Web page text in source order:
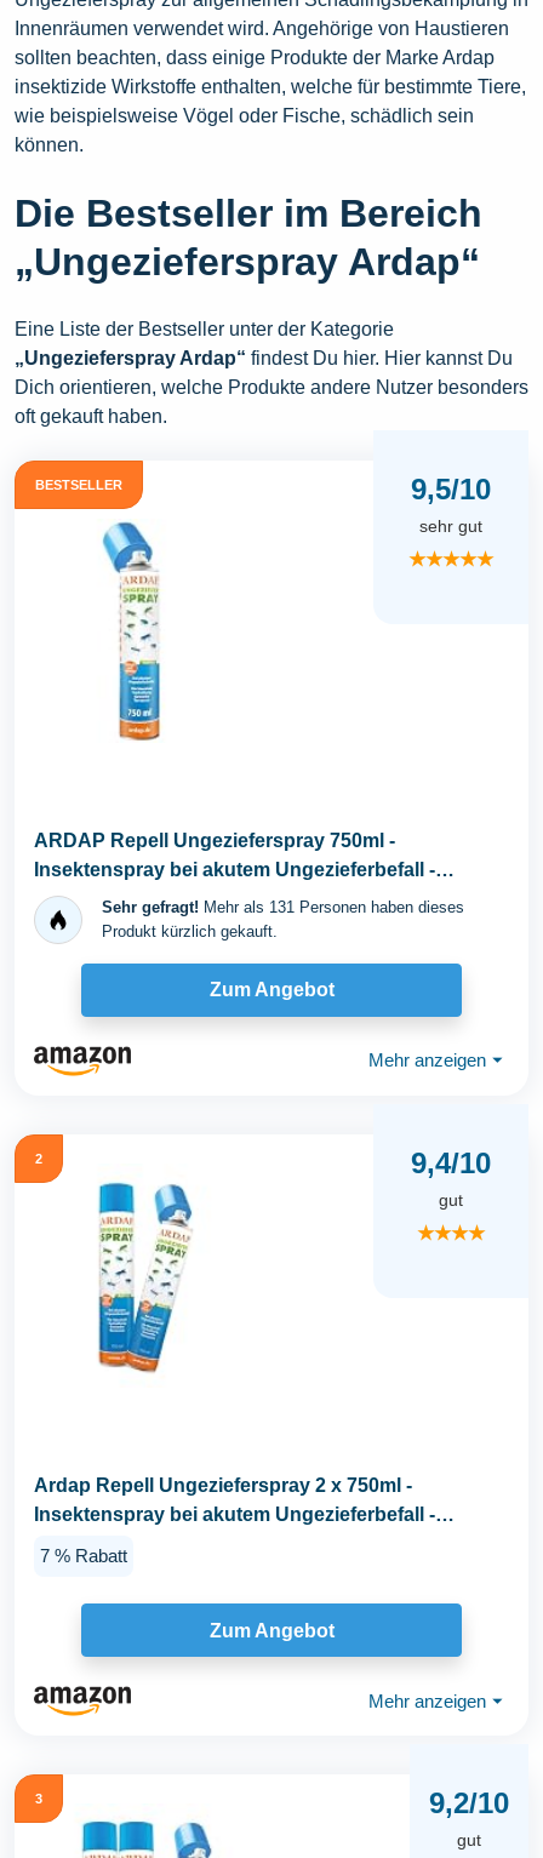
Innenräumen verwendet wird. Angehörige von Haustieren
sollten beachten, dass einige Produkte der Marke Ardap
insektizide Wirkstoffe enthalten, welche für bestimmte Tiere,
wie beispielsweise Vögel oder Fische, schädlich sein
können.
Die Bestseller im Bereich
„Ungezieferspray Ardap“
Eine Liste der Bestseller unter der Kategorie
„Ungezieferspray Ardap“ findest Du hier. Hier kannst Du
Dich orientieren, welche Produkte andere Nutzer besonders
oft gekauft haben.
BESTSELLER 9,5/10
sehr gut
★★★★★
ARDAP Repell Ungezieferspray 750ml -
Insektenspray bei akutem Ungezieferbefall -
Abwehrend bei...
Sehr gefragt! Mehr als 131 Personen haben dieses
Produkt kürzlich gekauft.
Zum Angebot
Mehr anzeigen ⏷
2 9,4/10
gut
★★★★
Ardap Repell Ungezieferspray 2 x 750ml -
Insektenspray bei akutem Ungezieferbefall -
7 % Rabatt
Zum Angebot
Mehr anzeigen ⏷
3 9,2/10
gut